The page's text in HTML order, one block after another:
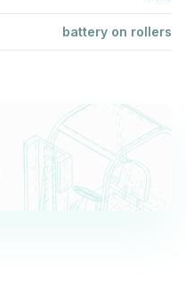
battery on rollers